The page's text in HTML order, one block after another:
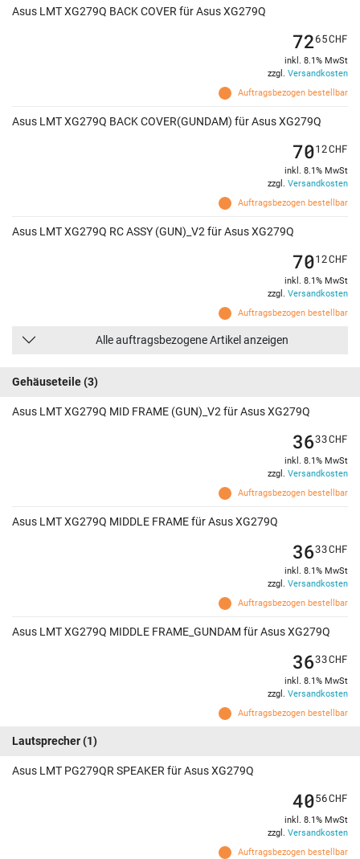
Asus LMT XG279Q BACK COVER für Asus XG279Q
Auftragsbezogen bestellbar
7265CHF
inkl. 8.1% MwSt
zzgl. Versandkosten
Asus LMT XG279Q BACK COVER(GUNDAM) für Asus XG279Q
Auftragsbezogen bestellbar
7012CHF
inkl. 8.1% MwSt
zzgl. Versandkosten
Asus LMT XG279Q RC ASSY (GUN)_V2 für Asus XG279Q
Auftragsbezogen bestellbar
7012CHF
inkl. 8.1% MwSt
zzgl. Versandkosten
Alle auftragsbezogene Artikel anzeigen
Gehäuseteile(3)
Asus LMT XG279Q MID FRAME (GUN)_V2 für Asus XG279Q
Auftragsbezogen bestellbar
3633CHF
inkl. 8.1% MwSt
zzgl. Versandkosten
Asus LMT XG279Q MIDDLE FRAME für Asus XG279Q
Auftragsbezogen bestellbar
3633CHF
inkl. 8.1% MwSt
zzgl. Versandkosten
Asus LMT XG279Q MIDDLE FRAME_GUNDAM für Asus XG279Q
Auftragsbezogen bestellbar
3633CHF
inkl. 8.1% MwSt
zzgl. Versandkosten
Lautsprecher(1)
Asus LMT PG279QR SPEAKER für Asus XG279Q
Auftragsbezogen bestellbar
4056CHF
inkl. 8.1% MwSt
zzgl. Versandkosten